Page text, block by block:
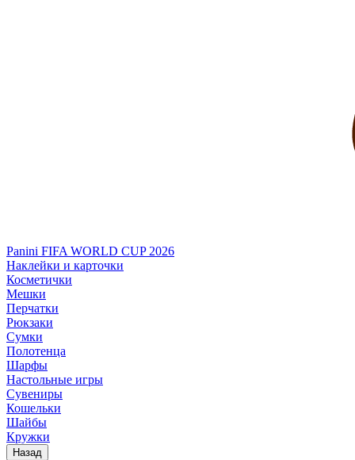
Panini FIFA WORLD CUP 2026
Наклейки и карточки
Косметички
Мешки
Перчатки
Рюкзаки
Сумки
Полотенца
Шарфы
Настольные игры
Сувениры
Кошельки
Шайбы
Кружки
Назад